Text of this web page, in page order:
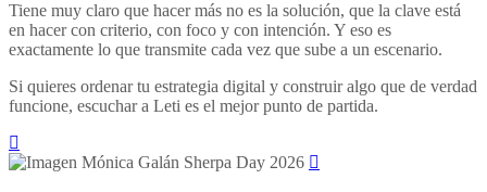
Tiene muy claro que hacer más no es la solución, que la clave está
en hacer con criterio, con foco y con intención. Y eso es
exactamente lo que transmite cada vez que sube a un escenario.
Si quieres ordenar tu estrategia digital y construir algo que de verdad
funcione, escuchar a Leti es el mejor punto de partida.